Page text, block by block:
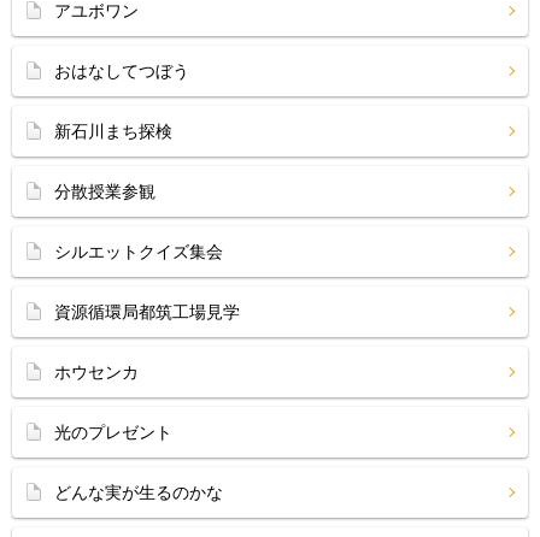
アユボワン
おはなしてつぼう
新石川まち探検
分散授業参観
シルエットクイズ集会
資源循環局都筑工場見学
ホウセンカ
光のプレゼント
どんな実が生るのかな